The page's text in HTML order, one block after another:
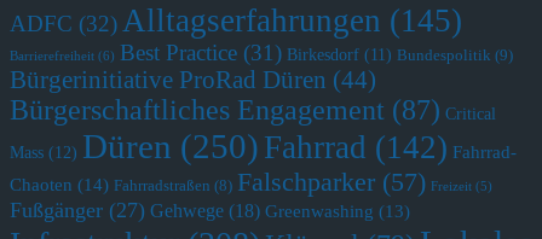
ADFC (32) Alltagserfahrungen (145)
Barrierefreiheit (6) Best Practice (31) Birkesdorf (11) Bundespolitik (9)
Bürgerinitiative ProRad Düren (44)
Bürgerschaftliches Engagement (87) Critical
Mass (12) Düren (250) Fahrrad (142) Fahrrad-
Chaoten (14) Fahrradstraßen (8) Falschparker (57) Freizeit (5)
Fußgänger (27) Gehwege (18) Greenwashing (13)